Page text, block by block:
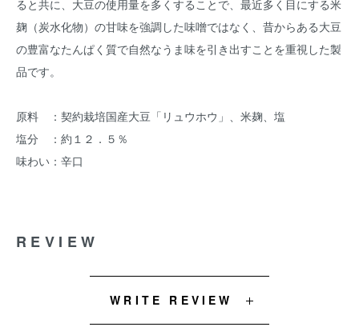
ると共に、大豆の使用量を多くすることで、最近多く目にする米
麹（炭水化物）の甘味を強調した味噌ではなく、昔からある大豆
の豊富なたんぱく質で自然なうま味を引き出すことを重視した製
品です。
原料 ：契約栽培国産大豆「リュウホウ」、米麹、塩
塩分 ：約１２．５％
味わい：辛口
REVIEW
WRITE REVIEW